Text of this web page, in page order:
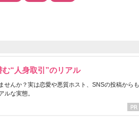
“人身取引”のリアル
せんか？実は恋愛や悪質ホスト、SNSの投稿からも
ルな実態。